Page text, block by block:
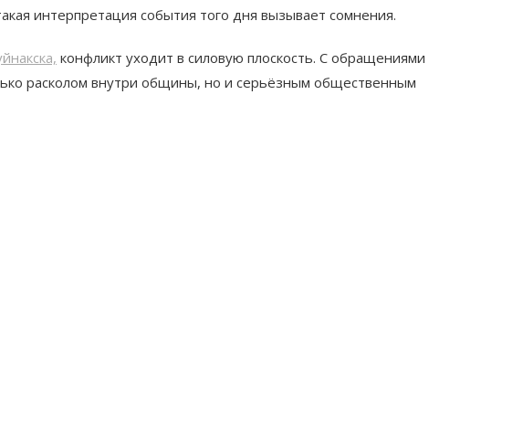
интерпретация события того дня вызывает сомнения.
конфликт уходит в силовую плоскость. С обращениями
расколом внутри общины, но и серьёзным общественным